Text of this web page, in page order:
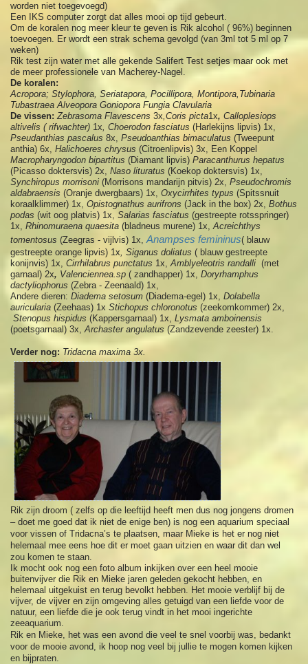
worden niet toegevoegd)
Een IKS computer zorgt dat alles mooi op tijd gebeurt.
Om de koralen nog meer kleur te geven is Rik alcohol ( 96%) beginnen
toevoegen. Er wordt een strak schema gevolgd (van 3ml tot 5 ml op 7
weken)
Rik test zijn water met alle gekende Salifert Test setjes maar ook met
de meer professionele van Macherey-Nagel.
De koralen:
Acropora; Stylophora, Seriatapora, Pocillipora, Montipora,Tubinaria
Tubastraea Alveopora Goniopora Fungia Clavularia
De vissen:Zebrasoma Flavescens3x,Coris picta1x,Calloplesiops
altivelis ( rifwachter) 1x, Choerodon fasciatus (Harlekijns lipvis) 1x,
Pseudanthias pascalus8x, Pseudoanthias bimaculatus (Tweepunt
anthia) 6x,Halichoeres chrysus (Citroenlipvis) 3x, Een Koppel
Macropharyngodon bipartitus(Diamant lipvis)Paracanthurus hepatus
(Picasso doktersvis) 2x,Naso lituratus (Koekop doktersvis) 1x,
Synchiropus morrisoni(Morrisons mandarijn pitvis) 2x,Pseudochromis
aldabraensis (Oranje dwergbaars) 1x,Oxycirrhites typus(Spitssnuit
koraalklimmer) 1x,Opistognathus aurifrons (Jack in the box) 2x,Bothus
podas (wit oog platvis) 1x,Salarias fasciatus (gestreepte rotsspringer)
1x,Rhinomuraena quaesita(bladneus murene) 1x,Acreichthys
tomentosus (Zeegras - vijlvis) 1x,Anampses femininus( blauw
gestreepte orange lipvis) 1x, Siganus doliatus ( blauw gestreepte
konijnvis) 1x,Cirrhilabrus punctatus 1x,Amblyeleotris randalli (met
garnaal) 2x, Valenciennea.sp ( zandhapper) 1x,Doryrhamphus
dactyliophorus (Zebra - Zeenaald) 1x,
Andere dieren:Diadema setosum (Diadema-egel) 1x,Dolabella
auricularia (Zeehaas) 1xStichopus chloronotus(zeekomkommer) 2x,
Stenopus hispidus (Kappersgarnaal) 1x,Lysmata amboinensis
(poetsgarnaal) 3x,Archaster angulatus (Zandzevende zeester) 1x.
Verder nog: Tridacna maxima 3x.
Rik zijn droom ( zelfs op die leeftijd heeft men dus nog jongens dromen
– doet me goed dat ik niet de enige ben) is nog een aquarium speciaal
voor vissen of Tridacna’s te plaatsen, maar Mieke is het er nog niet
helemaal mee eens hoe dit er moet gaan uitzien en waar dit dan wel
zou komen te staan.
Ik mocht ook nog een foto album inkijken over een heel mooie
buitenvijver die Rik en Mieke jaren geleden gekocht hebben, en
helemaal uitgekuist en terug bevolkt hebben. Het mooie verblijf bij de
vijver, de vijver en zijn omgeving alles getuigd van een liefde voor de
natuur, een liefde die je ook terug vindt in het mooi ingerichte
zeeaquarium.
Rik en Mieke, het was een avond die veel te snel voorbij was, bedankt
voor de mooie avond, ik hoop nog veel bij jullie te mogen komen kijken
en bijpraten.